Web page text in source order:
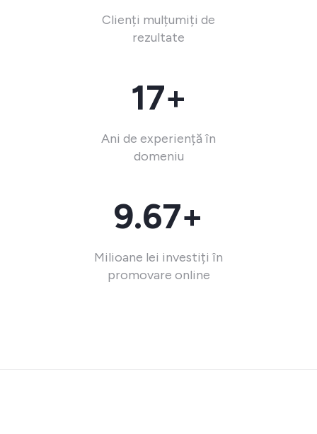
Clienți mulțumiți de
rezultate
17+
Ani de experiență în
domeniu
9.67+
Milioane lei investiți în
promovare online